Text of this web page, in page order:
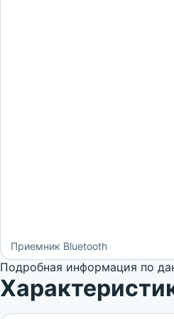
Приемник Bluetooth
Подробная информация по